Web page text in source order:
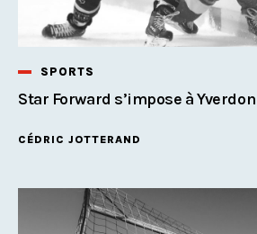
SPORTS
Star Forward s’impose à Yverdon
CÉDRIC JOTTERAND